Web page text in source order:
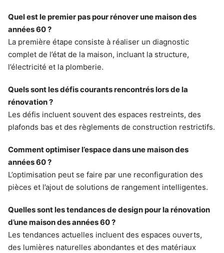
Quel est le premier pas pour rénover une maison des
années 60 ?
La première étape consiste à réaliser un diagnostic
complet de l’état de la maison, incluant la structure,
l’électricité et la plomberie.
Quels sont les défis courants rencontrés lors de la
rénovation ?
Les défis incluent souvent des espaces restreints, des
plafonds bas et des règlements de construction restrictifs.
Comment optimiser l’espace dans une maison des
années 60 ?
L’optimisation peut se faire par une reconfiguration des
pièces et l’ajout de solutions de rangement intelligentes.
Quelles sont les tendances de design pour la rénovation
d’une maison des années 60 ?
Les tendances actuelles incluent des espaces ouverts,
des lumières naturelles abondantes et des matériaux